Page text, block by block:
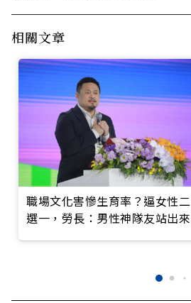
相關文章
職場文化害慘生育率？逼女性二
選一，勞長：男性神隊友站出來